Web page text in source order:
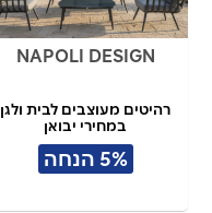
NAPOLI DESIGN
רהיטים מעוצבים לבית ולגן
במחירי יבואן
5% הנחה